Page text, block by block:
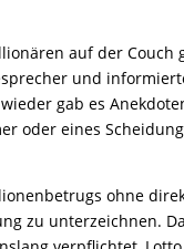
auf der Couch
und
gab es
oder eines
ohne
zu unterzeichnen.